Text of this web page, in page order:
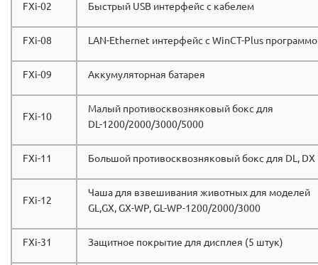
FXi-02 Быстрый USB интерфейс с кабелем
FXi-08 LAN-Ethernet интерфейс с WinCT-Plus
FXi-09 Аккумуляторная батарея
FXi-10
Малый противосквозняковый бокс для
DL-1200/2000/3000/5000
FXi-11 Большой противосквозняковый бокс для DL, DX
FXi-12
Чаша для взвешивания животных для моделей
GL,GX, GX-WP, GL-WP-1200/2000/3000
FXi-31 Защитное покрытие для дисплея (5 штук)